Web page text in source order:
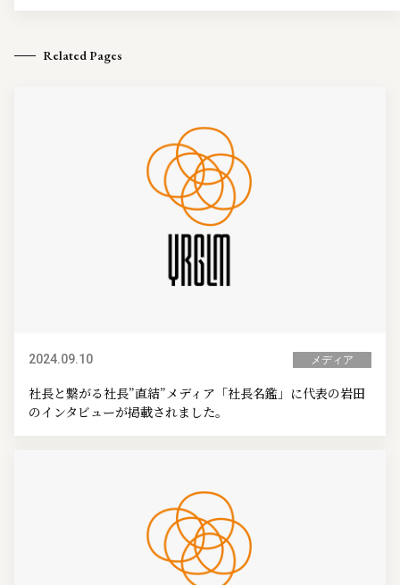
Related Pages
2024.09.10 メディア
社長と繋がる社長”直結”メディア「社長名鑑」に代表の岩田
のインタビューが掲載されました。